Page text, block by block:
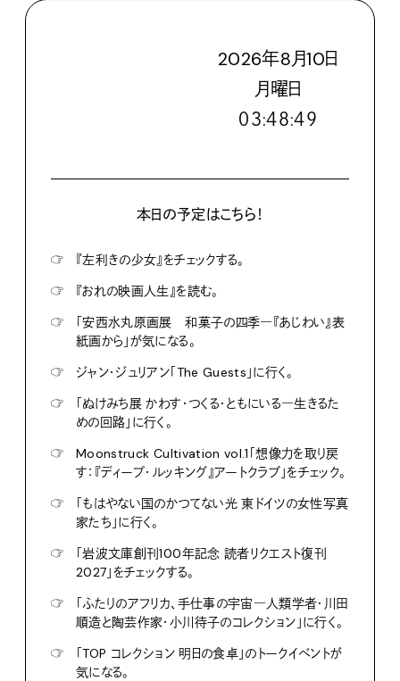
2026年8月10日
月曜日
０３:４８:５０
本日の予定はこちら！
☞
『左利きの少女』をチェックする。
☞
『おれの映画人生』を読む。
☞
「安西水丸原画展 和菓子の四季―『あじわい』表
紙画から」が気になる。
☞
ジャン・ジュリアン「The Guests」に行く。
☞
「ぬけみち展 かわす・つくる・ともにいる―生きるた
めの回路」に行く。
☞
Moonstruck Cultivation vol.1「想像力を取り戻
す：『ディープ・ルッキング』アートクラブ」をチェック。
☞
「もはやない国のかつてない光 東ドイツの女性写真
家たち」に行く。
☞
「岩波文庫創刊100年記念 読者リクエスト復刊
2027」をチェックする。
☞
「ふたりのアフリカ、手仕事の宇宙―人類学者・川田
順造と陶芸作家・小川待子のコレクション」に行く。
☞
「TOP コレクション 明日の食卓」のトークイベントが
気になる。